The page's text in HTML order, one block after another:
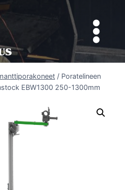
/ Poratelineen
EBW1300 250-1300mm